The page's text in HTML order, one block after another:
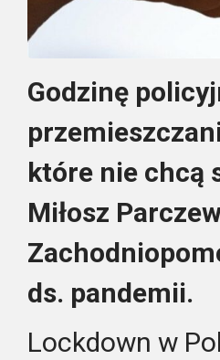
Godzinę
które nie chcą
Miłosz
ds. pandemii.
Lockdown w